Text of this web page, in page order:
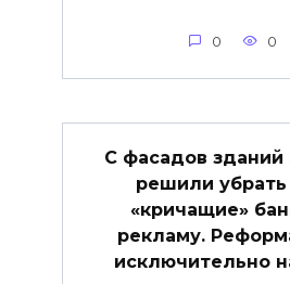
0 0
С фасадов
решили убрать
«кричащие»
рекламу.
исключительно